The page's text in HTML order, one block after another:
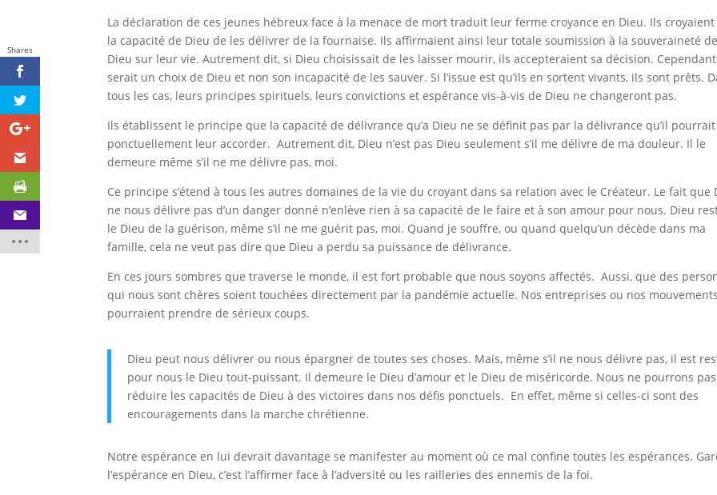
La déclaration de ces jeunes hébreux face à la menace de mort traduit leur ferme croyance en Dieu. Ils
la capacité de Dieu de les délivrer de la fournaise. Ils affirmaient ainsi leur totale soumission à la souveraineté
Dieu sur leur vie. Autrement dit, si Dieu choisissait de les laisser mourir, ils accepteraient sa décision.
serait un choix de Dieu et non son incapacité de les sauver. Si l’issue est qu’ils en sortent vivants, ils sont prêts.
tous les cas, leurs principes spirituels, leurs convictions et espérance vis-à-vis de Dieu ne changeront pas.
Ils établissent le principe que la capacité de délivrance qu’a Dieu ne se définit pas par la délivrance qu’il pourrait
ponctuellement leur accorder. Autrement dit, Dieu n’est pas Dieu seulement s’il me délivre de ma douleur. Il le
demeure même s’il ne me délivre pas, moi.
Ce principe s’étend à tous les autres domaines de la vie du croyant dans sa relation avec le Créateur. Le fait que
ne nous délivre pas d’un danger donné n’enlève rien à sa capacité de le faire et à son amour pour nous. Dieu
le Dieu de la guérison, même s’il ne me guérit pas, moi. Quand je souffre, ou quand quelqu’un décède dans ma
famille, cela ne veut pas dire que Dieu a perdu sa puissance de délivrance.
En ces jours sombres que traverse le monde, il est fort probable que nous soyons affectés. Aussi, que des
qui nous sont chères soient touchées directement par la pandémie actuelle. Nos entreprises ou nos
pourraient prendre de sérieux coups.
Dieu peut nous délivrer ou nous épargner de toutes ses choses. Mais, même s’il ne nous délivre pas, il est
pour nous le Dieu tout-puissant. Il demeure le Dieu d’amour et le Dieu de miséricorde. Nous ne pourrons pas
réduire les capacités de Dieu à des victoires dans nos défis ponctuels. En effet, même si celles-ci sont des
encouragements dans la marche chrétienne.
Notre espérance en lui devrait davantage se manifester au moment où ce mal confine toutes les espérances.
l’espérance en Dieu, c’est l’affirmer face à l’adversité ou les railleries des ennemis de la foi.
Shares